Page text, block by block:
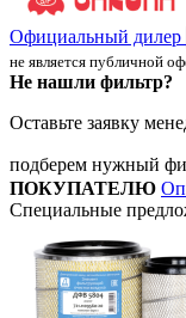
Официальный дилер
не является публичной
Не нашли фильтр?
Оставьте заявку
подберем нужный
ПОКУПАТЕЛЮ
Специальные